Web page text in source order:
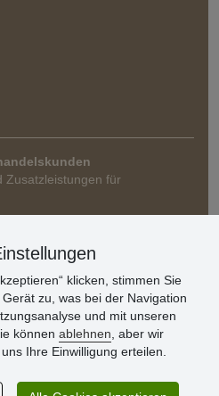
Zusatzleistungen für
klicken, stimmen Sie
zu, was bei der Navigation
und mit unseren
können ablehnen , aber wir
Ihre Einwilligung erteilen.